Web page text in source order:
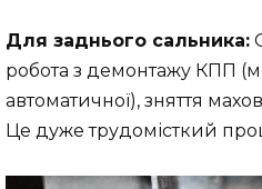
Для заднього сальника:
робота з демонтажу КПП
автоматичної), зняття
Це дуже трудомісткий